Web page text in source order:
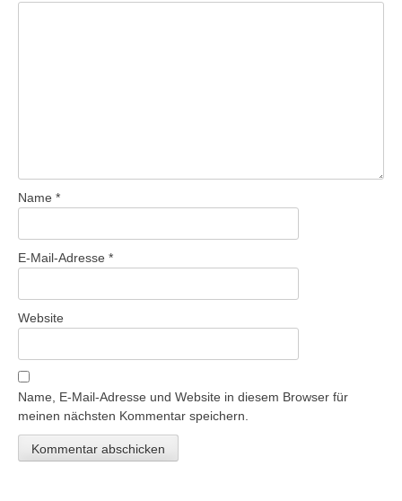
Name *
E-Mail-Adresse *
Website
Name, E-Mail-Adresse und Website in diesem Browser für
meinen nächsten Kommentar speichern.